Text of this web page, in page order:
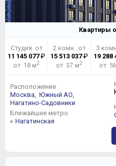
Квартиры
Студия от
11 145 077₽
от 18 м2
2 комн. от
15 513 037₽
от 37 м2
3
19 288
от
Расположение
Москва,
Южный АО,
Нагатино-Садовники
Ближайшее метро
Нагатинская